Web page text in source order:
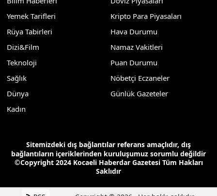
Yemek Tarifleri
Rüya Tabirleri
Dizi&Film
Teknoloji
Sağlık
Dünya
Kadın
Kripto Para Piyasaları
Hava Durumu
Namaz Vakitleri
Puan Durumu
Nöbetçi Eczaneler
Günlük Gazeteler
Sitemizdeki dış bağlantılar referans amaçlıdır, dış
bağlantıların içeriklerinden kuruluşumuz sorumlu değildir
©Copyright 2024 Kocaeli Haberdar Gazetesi Tüm Hakları
Saklıdır